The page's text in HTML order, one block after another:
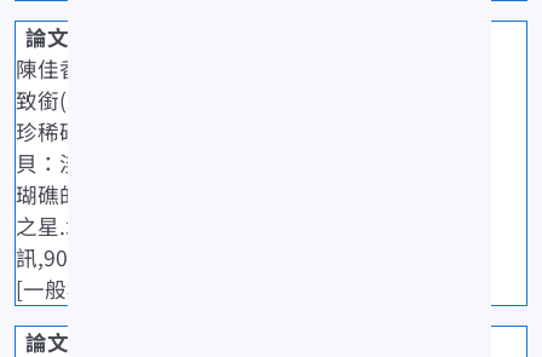
陳佳香、張
致銜(2025)
珍稀硨磲
貝：淺海珊
瑚礁的保育
之星.水試專
訊,90: 36-41.
[一般期刊]